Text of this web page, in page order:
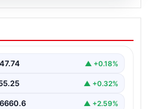
7 Nisan 2026: Altın
kadar oldu?
47.74 ▲ +0.18%
▲ +0.32%
6660.6 ▲ +2.59%